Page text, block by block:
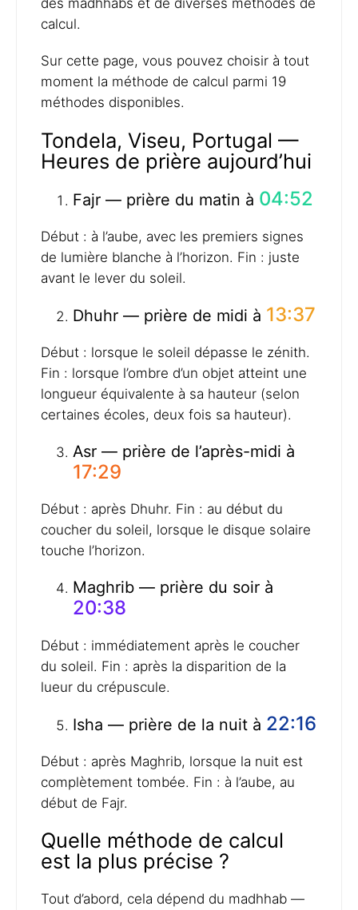
des madhhabs et de diverses méthodes de
calcul.
Sur cette page, vous pouvez choisir à tout
moment la méthode de calcul parmi 19
méthodes disponibles.
Tondela, Viseu, Portugal —
Heures de prière aujourd’hui
Fajr — prière du matin à 04:52
Début : à l’aube, avec les premiers signes
de lumière blanche à l’horizon. Fin : juste
avant le lever du soleil.
Dhuhr — prière de midi à 13:37
Début : lorsque le soleil dépasse le zénith.
Fin : lorsque l’ombre d’un objet atteint une
longueur équivalente à sa hauteur (selon
certaines écoles, deux fois sa hauteur).
Asr — prière de l’après-midi à
17:29
Début : après Dhuhr. Fin : au début du
coucher du soleil, lorsque le disque solaire
touche l’horizon.
Maghrib — prière du soir à
20:38
Début : immédiatement après le coucher
du soleil. Fin : après la disparition de la
lueur du crépuscule.
Isha — prière de la nuit à 22:16
Début : après Maghrib, lorsque la nuit est
complètement tombée. Fin : à l’aube, au
début de Fajr.
Quelle méthode de calcul
est la plus précise ?
Tout d’abord, cela dépend du madhhab —